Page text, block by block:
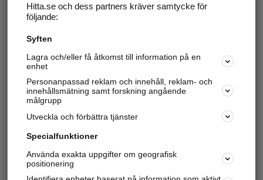
Hitta.se och dess partners kräver samtycke för
följande:
Syften
Lagra och/eller få åtkomst till information på en
enhet
Personanpassad reklam och innehåll, reklam- och
innehållsmätning samt forskning angående
målgrupp
Utveckla och förbättra tjänster
Specialfunktioner
Använda exakta uppgifter om geografisk
positionering